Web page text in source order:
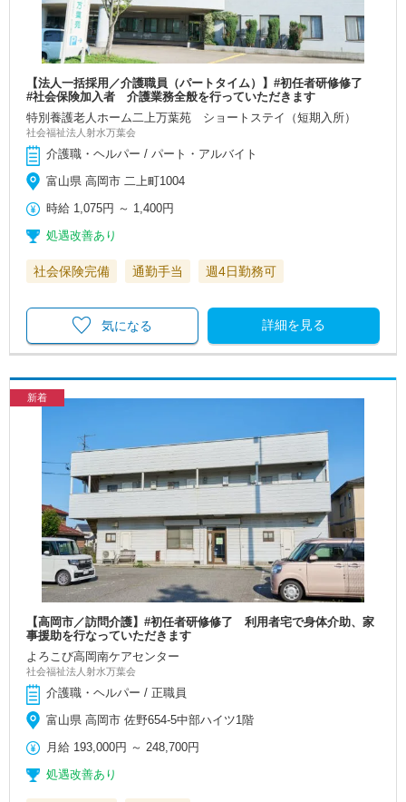
【法人一括採用／介護職員（パートタイム）】#初任者研修修了
#社会保険加入者 介護業務全般を行っていただきます
特別養護老人ホーム二上万葉苑 ショートステイ（短期入所）
社会福祉法人射水万葉会
介護職・ヘルパー / パート・アルバイト
富山県 高岡市 二上町1004
時給 1,075円 ～ 1,400円
処遇改善あり
社会保険完備 通勤手当 週4日勤務可
詳細を見る
気になる
新着
【高岡市／訪問介護】#初任者研修修了 利用者宅で身体介助、家
事援助を行なっていただきます
よろこび高岡南ケアセンター
社会福祉法人射水万葉会
介護職・ヘルパー / 正職員
富山県 高岡市 佐野654-5中部ハイツ1階
月給 193,000円 ～248,700円
処遇改善あり